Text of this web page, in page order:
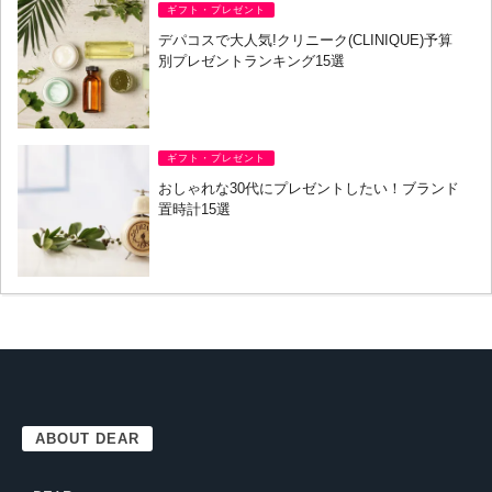
ギフト・プレゼント
デパコスで大人気!クリニーク(CLINIQUE)予算
別プレゼントランキング15選
ギフト・プレゼント
おしゃれな30代にプレゼントしたい！ブランド
置時計15選
ABOUT DEAR